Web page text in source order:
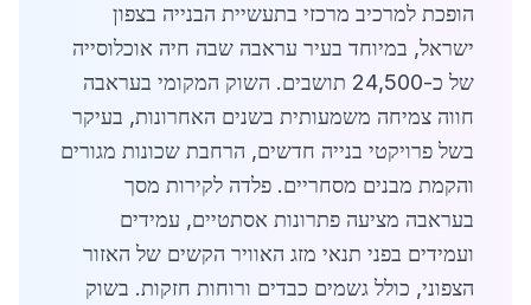
הופכת למרכיב מרכזי בתעשיית הבנייה בצפון
ישראל, במיוחד בעיר עראבה שבה חיה אוכלוסייה
של כ-24,500 תושבים. השוק המקומי בעראבה
חווה צמיחה משמעותית בשנים האחרונות, בעיקר
בשל פרויקטי בנייה חדשים, הרחבת שכונות מגורים
והקמת מבנים מסחריים. פלדה לקירות מסך
בעראבה מציעה פתרונות אסתטיים, עמידים
ועמידים בפני תנאי מזג האוויר הקשים של האזור
הצפוני, כולל גשמים כבדים ורוחות חזקות. בשוק